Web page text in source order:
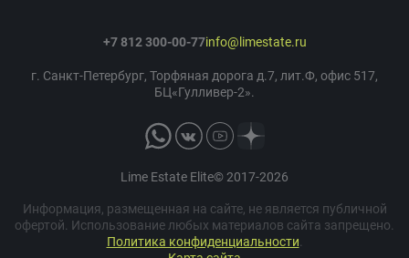
Lime Estate Elite© 2017-2026
Информация, размещенная на сайте, не является публичной
офертой. Использование любых материалов сайта запрещено.
Политика конфиденциальности
+7 812 300-00-77info@limestate.ru
г. Санкт-Петербург, Торфяная дорога д.7, лит.Ф, офис 517,
БЦ«Гулливер-2».